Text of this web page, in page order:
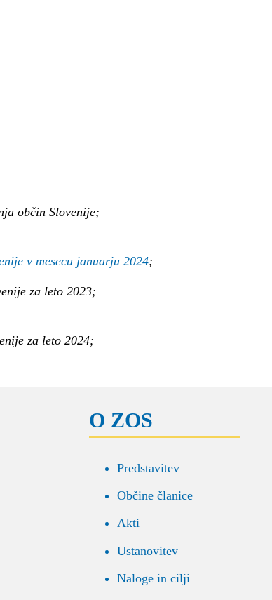
občin Slovenije;
v mesecu januarju 2024;
za leto 2023;
za leto 2024;
O ZOS
Predstavitev
Občine članice
Akti
Ustanovitev
Naloge in cilji